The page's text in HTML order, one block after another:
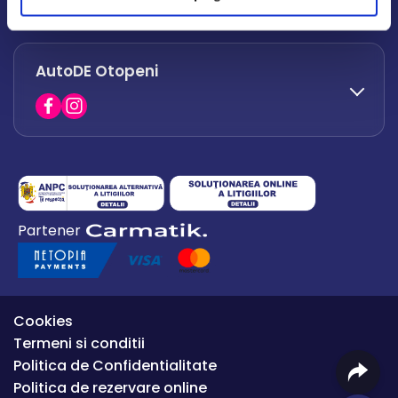
office.afumati@autode.ro
0730 063 852
0730 063 851
AutoDE Otopeni
0754 649 360
office.premium@autode.ro
Partener
Cookies
Termeni si conditii
Politica de Confidentialitate
Politica de rezervare online